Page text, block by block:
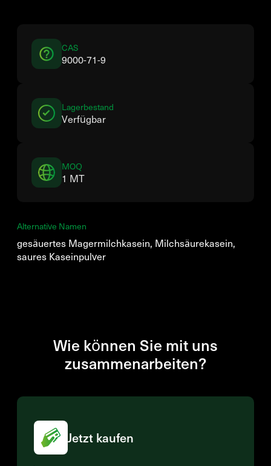
CAS
9000-71-9
Lagerbestand
Verfügbar
MOQ
1 MT
Alternative Namen
gesäuertes Magermilchkasein, Milchsäurekasein,
saures Kaseinpulver
Wie können Sie mit uns
zusammenarbeiten?
Jetzt kaufen